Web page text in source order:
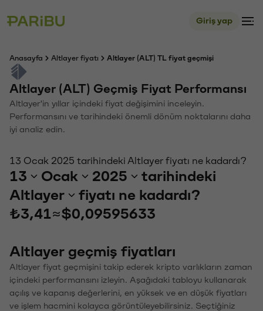
Giriş yap
Anasayfa Altlayer fiyatı Altlayer (ALT) TL fiyat geçmişi
Altlayer (ALT) Geçmiş Fiyat Performansı
Altlayer'in yıllar içindeki fiyat değişimini inceleyin.
Performansını ve tarihindeki önemli dönüm noktalarını daha
iyi analiz edin.
13 Ocak 2025 tarihindeki Altlayer fiyatı ne kadardı?
13 Ocak 2025
tarihindeki
Altlayer
fiyatı ne kadardı?
₺3,41≈$0,09595633
Altlayer geçmiş fiyatları
Altlayer fiyat geçmişini takip ederek kripto varlıkların zaman
içindeki performansını izleyin. Aşağıdaki tabloyu kullanarak
açılış ve kapanış değerlerini, en yüksek ve en düşük fiyatları
ve işlem hacmini kolayca görüntüleyebilirsiniz. Seçtiğiniz